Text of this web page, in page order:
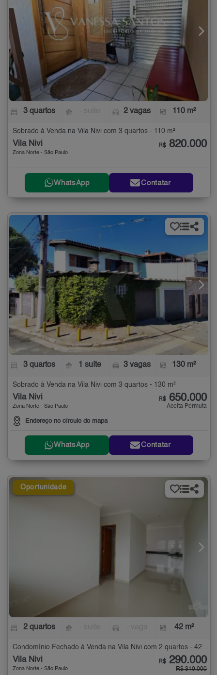
3 quartos 2 vagas 110 m²
Sobrado à Venda na Vila Nivi com 3 quartos - 110 m²
Vila Nivi
Zona Norte - São Paulo
R$ 820.000
WhatsApp Contatar
3 quartos 1 suíte 3 vagas 130 m²
Sobrado à Venda na Vila Nivi com 3 quartos - 130 m²
Vila Nivi
Zona Norte - São Paulo
Endereço no círculo do mapa
R$ 650.000
Aceita Permuta
WhatsApp Contatar
Oportunidade
2 quartos 42 m²
Vila Nivi
Zona Norte - São Paulo
R$ 290.000
R$ 310.000